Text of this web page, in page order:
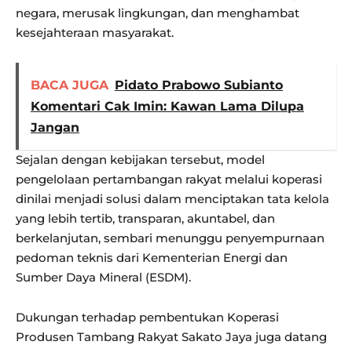
negara, merusak lingkungan, dan menghambat
kesejahteraan masyarakat.
BACA JUGA Pidato Prabowo Subianto
Komentari Cak Imin: Kawan Lama Dilupa
Jangan
Sejalan dengan kebijakan tersebut, model
pengelolaan pertambangan rakyat melalui koperasi
dinilai menjadi solusi dalam menciptakan tata kelola
yang lebih tertib, transparan, akuntabel, dan
berkelanjutan, sembari menunggu penyempurnaan
pedoman teknis dari Kementerian Energi dan
Sumber Daya Mineral (ESDM).
Dukungan terhadap pembentukan Koperasi
Produsen Tambang Rakyat Sakato Jaya juga datang